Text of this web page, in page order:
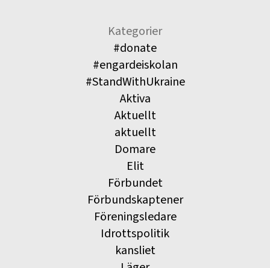
Kategorier
#donate
#engardeiskolan
#StandWithUkraine
Aktiva
Aktuellt
aktuellt
Domare
Elit
Förbundet
Förbundskaptener
Föreningsledare
Idrottspolitik
kansliet